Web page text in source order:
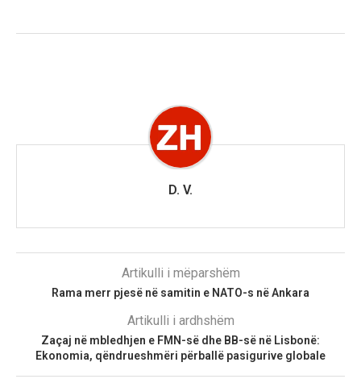
D. V.
Artikulli i mëparshëm
Rama merr pjesë në samitin e NATO-s në Ankara
Artikulli i ardhshëm
Zaçaj në mbledhjen e FMN-së dhe BB-së në Lisbonë:
Ekonomia, qëndrueshmëri përballë pasigurive globale